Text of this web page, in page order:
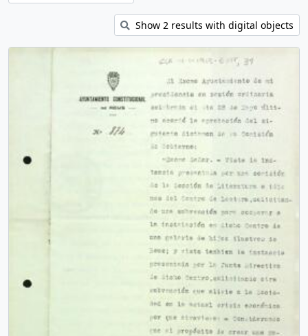
Show 2 results with digital objects